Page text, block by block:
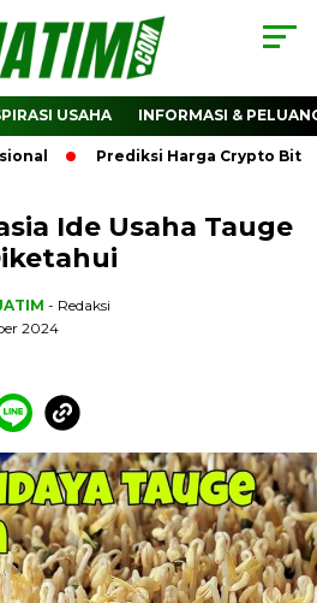
USAHA INFORMASI &
Prediksi Harga Crypto Bitcoin:
Ide Usaha Tauge
- Redaksi
2024